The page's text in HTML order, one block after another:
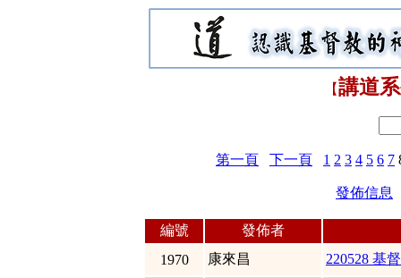
【講道
第一頁 下一頁 1 2 3 4 5 6 7
發佈信息
編號
發佈者
1970
康來昌 220528 基